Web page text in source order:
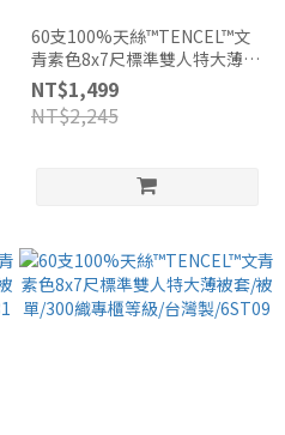
60支100%天絲™TENCEL™文
青素色8x7尺標準雙人特大薄被
套/被單/300織專櫃等級/台灣
製/6ST14
NT$1,499
NT$2,245